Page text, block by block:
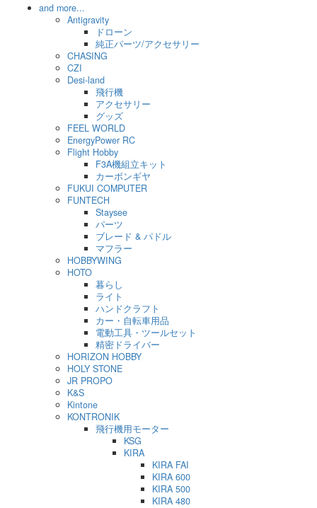
and more...
Antigravity
ドローン
純正パーツ/アクセサリー
CHASING
CZI
Desi-land
飛行機
アクセサリー
グッズ
FEEL WORLD
EnergyPower RC
Flight Hobby
F3A機組立キット
カーボンギヤ
FUKUI COMPUTER
FUNTECH
Staysee
パーツ
ブレード & パドル
マフラー
HOBBYWING
HOTO
暮らし
ライト
ハンドクラフト
カー・自転車用品
電動工具・ツールセット
精密ドライバー
HORIZON HOBBY
HOLY STONE
JR PROPO
K&S
Kintone
KONTRONIK
飛行機用モーター
KSG
KIRA
KIRA FAI
KIRA 600
KIRA 500
KIRA 480